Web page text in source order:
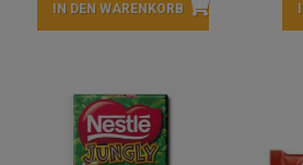
IN DEN WARENKORB